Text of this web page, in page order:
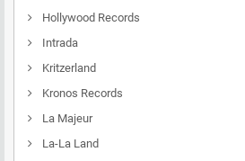
Hollywood Records
Intrada
Kritzerland
Kronos Records
La Majeur
La-La Land